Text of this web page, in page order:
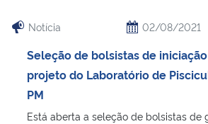
Ministério do Turismo
Ministério do Desenvolvimento Regional
Controladoria-Geral da União
Notícia 02/08/2021
Seleção de bolsistas de
projeto do Laboratório de
PM
Está aberta a seleção de bolsistas de